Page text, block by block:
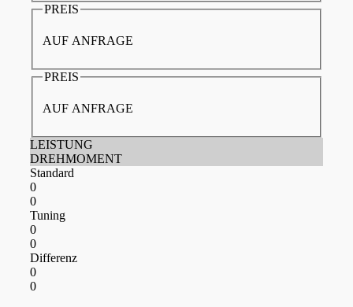
PREIS
AUF ANFRAGE
PREIS
AUF ANFRAGE
LEISTUNG
DREHMOMENT
Standard
0
0
Tuning
0
0
Differenz
0
0